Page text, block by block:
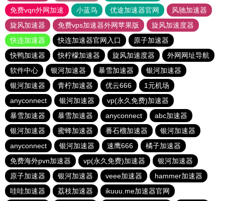
免费vqn外网加速
小蓝鸟 优途加速器官网
风驰加速器
旋风加速器
免费vps加速器外网苹果版
旋风加速度器
快连加速器
快连加速器官网入口
原子加速器
快鸭加速器
快柠檬加速器 旋风加速度器
外网网址导航
软件中心
银河加速器 暴雪加速器
银河加速器
银河加速器
青柠加速器 优云666
1元机场
anyconnect
银河加速器
vp(永久免费)加速器
暴雪加速器
暴雪加速器 anyconnect
abc加速器
银河加速器
蜜蜂加速器 番石榴加速器
银河加速器
anyconnect
银河加速器 速鹰666
橘子加速器
免费海外pvn加速器
vp(永久免费)加速器
银河加速器
原子加速器
银河加速器 veee加速器
hammer加速器
哇哇加速器
荔枝加速器 ikuuu.me加速器官网